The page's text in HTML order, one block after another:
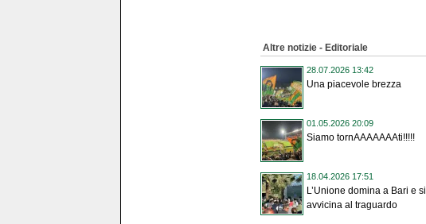
Altre notizie - Editoriale
28.07.2026 13:42
Una piacevole brezza
01.05.2026 20:09
Siamo tornAAAAAAAti!!!!!
18.04.2026 17:51
L’Unione domina a Bari e si
avvicina al traguardo